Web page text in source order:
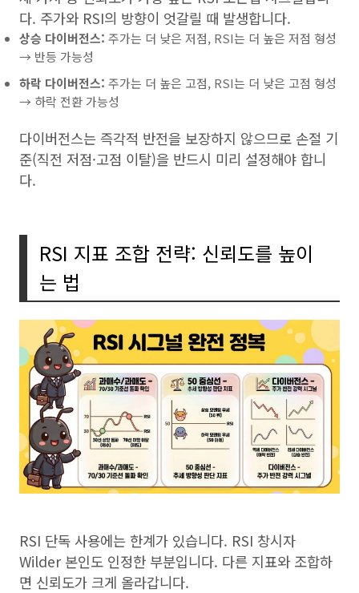
다. 주가와 RSI의 방향이 엇갈릴 때 발생합니다.
상승 다이버전스: 주가는 더 낮은 저점, RSI는 더 높은 저점 형성
→ 반등 가능성
하락 다이버전스: 주가는 더 높은 고점, RSI는 더 낮은 고점 형성
→ 하락 전환 가능성
다이버전스는 즉각적 반전을 보장하지 않으므로 손절 기
준(직전 저점·고점 이탈)을 반드시 미리 설정해야 합니
다.
RSI 지표 조합 전략: 신뢰도를 높이
는 법
RSI 단독 사용에는 한계가 있습니다. RSI 창시자
Wilder 본인도 인정한 부분입니다. 다른 지표와 조합하
면 신뢰도가 크게 올라갑니다.